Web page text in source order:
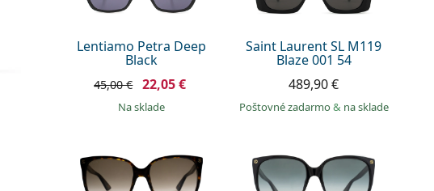
Lentiamo Petra Deep
Black
45,00 € 22,05 €
na sklade
Saint Laurent SL M119
Blaze 001 54
489,90 €
Poštovné zadarmo& na sklade